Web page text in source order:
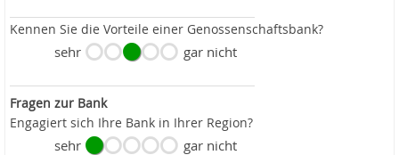
Kennen Sie die Vorteile einer Genossenschaftsbank?
sehr gar nicht
Fragen zur Bank
Engagiert sich Ihre Bank in Ihrer Region?
sehr gar nicht